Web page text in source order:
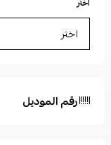
اختر
رقم الموديل